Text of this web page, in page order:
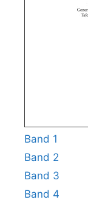
Band 1
Band 2
Band 3
Band 4